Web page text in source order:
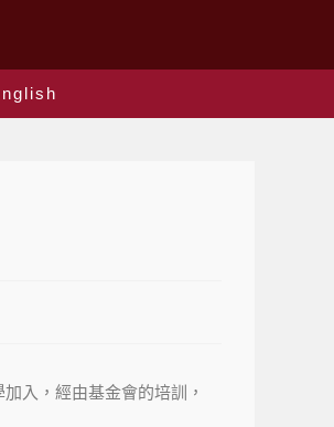
入，經由基金會的培訓，